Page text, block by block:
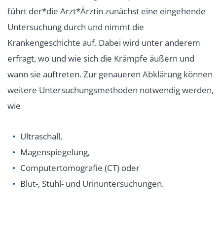
führt der*die Arzt*Ärztin zunächst eine eingehende
Untersuchung durch und nimmt die
Krankengeschichte auf. Dabei wird unter anderem
erfragt, wo und wie sich die Krämpfe äußern und
wann sie auftreten. Zur genaueren Abklärung können
weitere Untersuchungsmethoden notwendig werden,
wie
Ultraschall,
Magenspiegelung,
Computertomografie (CT) oder
Blut-, Stuhl- und Urinuntersuchungen.